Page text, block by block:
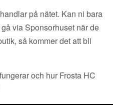
på nätet. Kan ni bara
via Sponsorhuset när de
så kommer det att bli
och hur Frosta HC